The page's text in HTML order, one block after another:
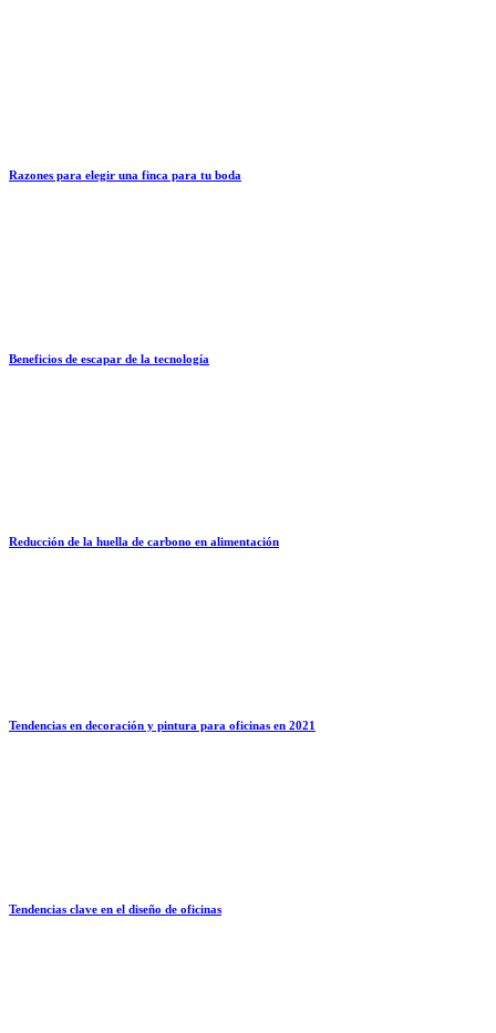
Razones para elegir una finca para tu boda
Beneficios de escapar de la tecnología
Reducción de la huella de carbono en alimentación
Tendencias en decoración y pintura para oficinas en 2021
Tendencias clave en el diseño de oficinas